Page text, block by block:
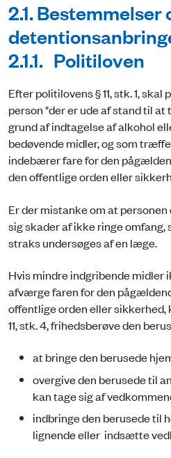
2.1. Bestemmelser
2.1.1. Politiloven
Efter politilovens § 11, stk. 1,
person "der er ude af stand til at
grund af indtagelse af alkohol
bedøvende midler, og som
indebærer fare for den
den offentlige orden eller
Er der mistanke om at
sig skader af ikke ringe
straks undersøges af en læge.
Hvis mindre indgribende
afværge faren for den
offentlige orden eller sikkerhed,
11, stk. 4, frihedsberøve den
at bringe den berusede
overgive den berusede til
kan tage sig af
indbringe den berusede til
lignende eller indsætte